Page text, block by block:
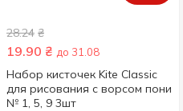
28.24 ₴
19.90 ₴ до 31.08
Набор кисточек Kite Classic
для рисования с ворсом пони
№ 1, 5, 9 3шт